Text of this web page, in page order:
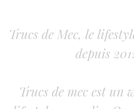
Trucs de Mec, le
depuis
Trucs de mec est un